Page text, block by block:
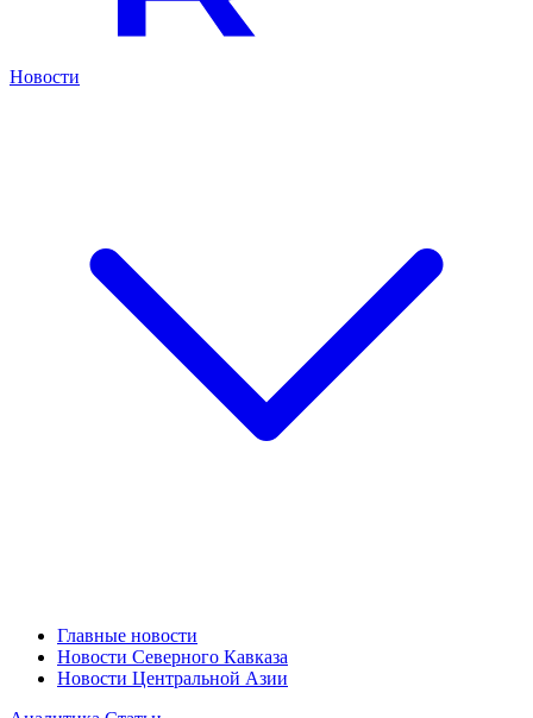
Новости
Главные новости
Новости Северного Кавказа
Новости Центральной Азии